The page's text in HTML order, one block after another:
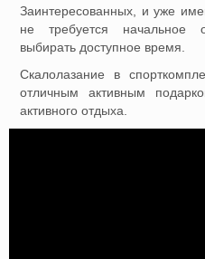
Заинтересованных, и уже
не требуется начальное
выбирать доступное время.
Скалолазание в
отличным активным
активного отдыха.